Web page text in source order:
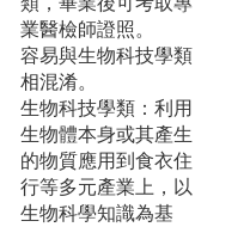
業醫檢師證照。
容易與生物科技學類
相混淆。
生物科技學類：利用
生物體本身或其產生
的物質應用到食衣住
行等多元產業上，以
生物科學知識為基